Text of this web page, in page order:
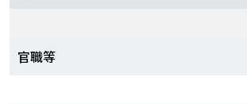
官職等